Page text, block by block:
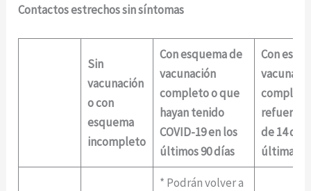
Contactos estrechos sin síntomas
Sin
vacunación
o con
esquema
incompleto
Con esquema de
vacunación
completo o que
hayan tenido
COVID-19 en los
últimos 90 días
Con
completo
refuerzo
de 14
última
* Podrán volver a